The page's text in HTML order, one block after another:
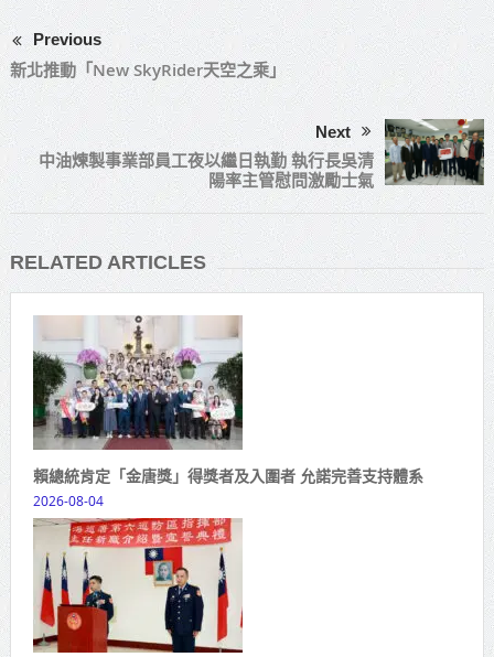
Previous
新北推動「New SkyRider天空之乘」
Next
中油煉製事業部員工夜以繼日執勤 執行長吳清
陽率主管慰問激勵士氣
RELATED ARTICLES
賴總統肯定「金唐獎」得獎者及入圍者 允諾完善支持體系
2026-08-04